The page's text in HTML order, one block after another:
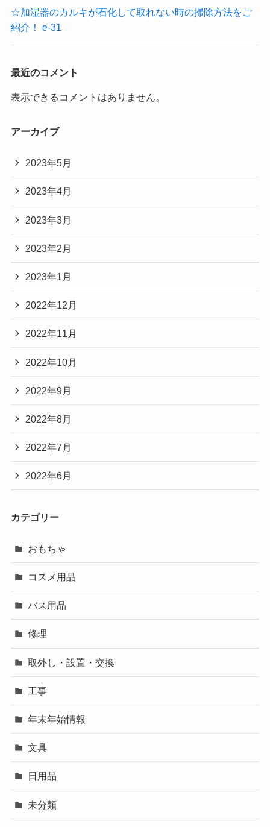
☆加湿器のカルキが石化して取れない時の掃除方法をご
紹介！ e-31
最近のコメント
表示できるコメントはありません。
アーカイブ
2023年5月
2023年4月
2023年3月
2023年2月
2023年1月
2022年12月
2022年11月
2022年10月
2022年9月
2022年8月
2022年7月
2022年6月
カテゴリー
おもちゃ
コスメ用品
バス用品
修理
取外し・設置・交換
工事
年末年始情報
文具
日用品
未分類